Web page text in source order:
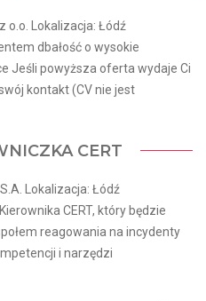
o.o. Lokalizacja: Łódź
dbałość o wysokie
Jeśli powyższa oferta wydaje Ci
kontakt (CV nie jest
CERT
Lokalizacja: Łódź
CERT, który będzie
reagowania na incydenty
i narzędzi